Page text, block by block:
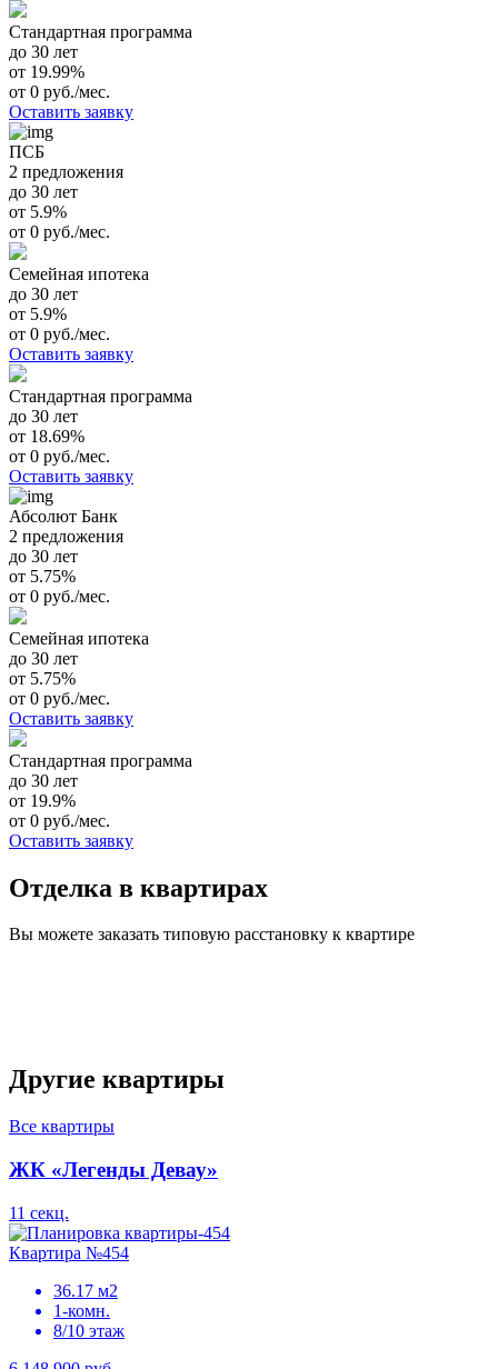
Стандартная программа
до 30 лет
от 19.99%
от 0 руб./мес.
Оставить заявку
ПСБ
2 предложения
до 30 лет
от 5.9%
от 0 руб./мес.
Семейная ипотека
до 30 лет
от 5.9%
от 0 руб./мес.
Оставить заявку
Стандартная программа
до 30 лет
от 18.69%
от 0 руб./мес.
Оставить заявку
Абсолют Банк
2 предложения
до 30 лет
от 5.75%
от 0 руб./мес.
Семейная ипотека
до 30 лет
от 5.75%
от 0 руб./мес.
Оставить заявку
Стандартная программа
до 30 лет
от 19.9%
от 0 руб./мес.
Оставить заявку
Отделка в квартирах
Вы можете заказать типовую расстановку к квартире
Другие квартиры
Все квартиры
ЖК «Легенды Девау»
11 секц.
Квартира №454
36.17 м2
1-комн.
8/10 этаж